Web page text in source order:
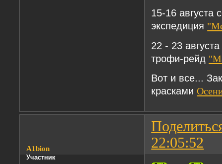
15-16 августа
экспедиция
22 - 23
трофи-рейд
Вот и все...
красками
22:05:52
A1bion
Участник